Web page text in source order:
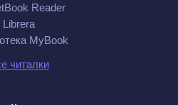
Reader
Librera
MyBook
читалки